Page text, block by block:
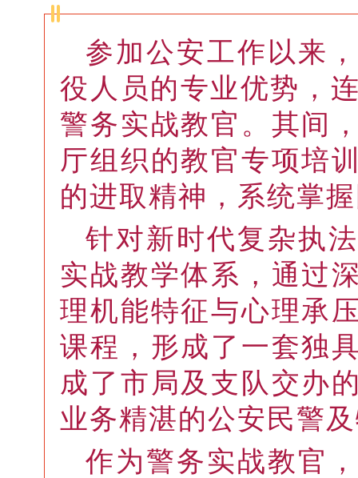
参加公安工作以来
役人员的专业优势，
警务实战教官。其间
厅组织的教官专项培
的进取精神，系统掌
针对新时代复杂执
实战教学体系，通过
理机能特征与心理承
课程，形成了一套独
成了市局及支队交办
业务精湛的公安民警
作为警务实战教官